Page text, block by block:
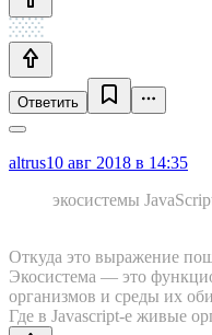
Ответить
altrus10 авг 2018 в 14:35
экосистемы
Откуда это выражение
Экосистема — это
организмов и среды их
Где в Javascript-e живые